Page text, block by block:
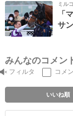
ミル
「
サ
みんなのコメン
フィルタ コメ
いいね順